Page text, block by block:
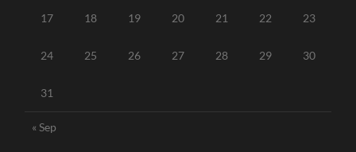
17 18 19 20 21 22 23
24 25 26 27 28 29 30
31
« Sep